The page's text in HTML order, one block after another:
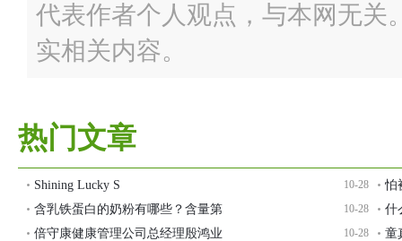
代表作者个人观点，与本网无关
实相关内容。
热门文章
Shining Lucky S 10-28
怕
含乳铁蛋白的奶粉有哪些？含量第
10-28
什
倍守康健康管理公司总经理殷鸿业
10-28
童